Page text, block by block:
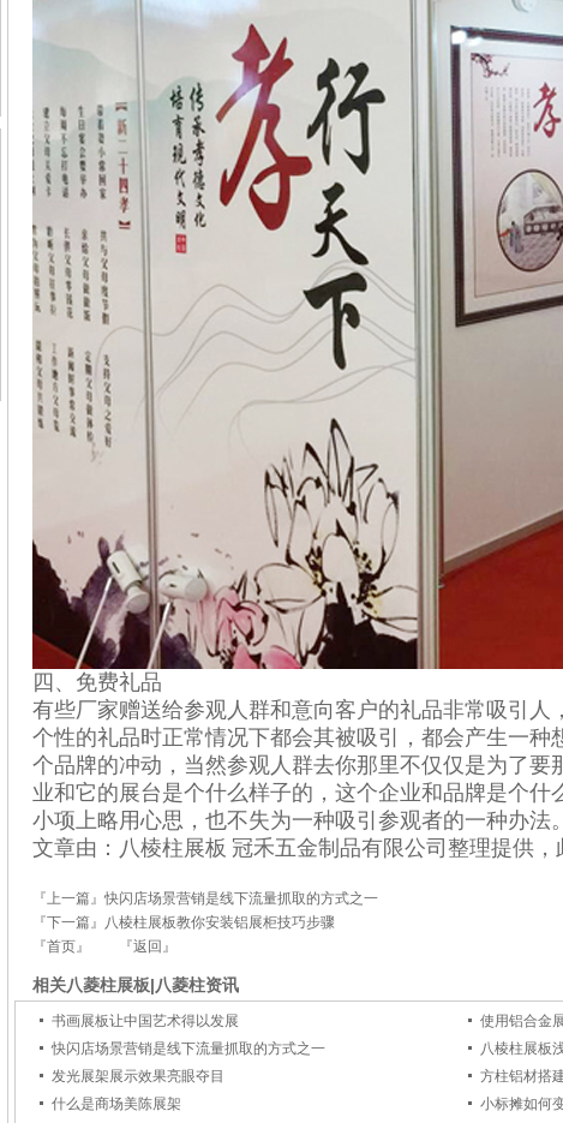
四、免费礼品
有些厂家赠送给参观人群和意向客户的礼品非常吸引人
个性的礼品时正常情况下都会其被吸引，都会产生一种
个品牌的冲动，当然参观人群去你那里不仅仅是为了要
业和它的展台是个什么样子的，这个企业和品牌是个什
小项上略用心思，也不失为一种吸引参观者的一种办法。
文章由：八棱柱展板 冠禾五金制品有限公司整理提供
『上一篇』快闪店场景营销是线下流量抓取的方式之一
『下一篇』 八棱柱展板教你安装铝展柜技巧步骤
『首页』
『返回』
相关八菱柱展板|八菱柱资讯
书画展板让中国艺术得以发展
使用铝合金
快闪店场景营销是线下流量抓取的方式之一
八棱柱展板
发光展架展示效果亮眼夺目
方柱铝材搭
什么是商场美陈展架
小标摊如何